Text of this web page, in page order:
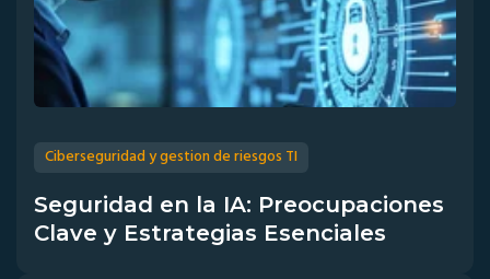
Ciberseguridad y gestion de riesgos TI
Seguridad en la IA: Preocupaciones
Clave y Estrategias Esenciales